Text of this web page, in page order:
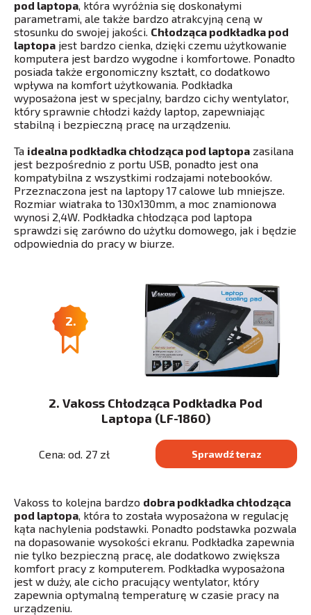
pod laptopa, która wyróżnia się doskonałymi
parametrami, ale także bardzo atrakcyjną ceną w
stosunku do swojej jakości. Chłodząca podkładka pod
laptopa jest bardzo cienka, dzięki czemu użytkowanie
komputera jest bardzo wygodne i komfortowe. Ponadto
posiada także ergonomiczny kształt, co dodatkowo
wpływa na komfort użytkowania. Podkładka
wyposażona jest w specjalny, bardzo cichy wentylator,
który sprawnie chłodzi każdy laptop, zapewniając
stabilną i bezpieczną pracę na urządzeniu.
Ta idealna podkładka chłodząca pod laptopa zasilana
jest bezpośrednio z portu USB, ponadto jest ona
kompatybilna z wszystkimi rodzajami notebooków.
Przeznaczona jest na laptopy 17 calowe lub mniejsze.
Rozmiar wiatraka to 130x130mm, a moc znamionowa
wynosi 2,4W. Podkładka chłodząca pod laptopa
sprawdzi się zarówno do użytku domowego, jak i będzie
odpowiednia do pracy w biurze.
2.
2. Vakoss Chłodząca Podkładka Pod
Laptopa (LF-1860)
Cena: od. 27 zł Sprawdź teraz
Vakoss to kolejna bardzo dobra podkładka chłodząca
pod laptopa, która to została wyposażona w regulację
kąta nachylenia podstawki. Ponadto podstawka pozwala
na dopasowanie wysokości ekranu. Podkładka zapewnia
nie tylko bezpieczną pracę, ale dodatkowo zwiększa
komfort pracy z komputerem. Podkładka wyposażona
jest w duży, ale cicho pracujący wentylator, który
zapewnia optymalną temperaturę w czasie pracy na
urządzeniu.